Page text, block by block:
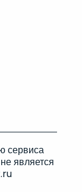
сервиса
является